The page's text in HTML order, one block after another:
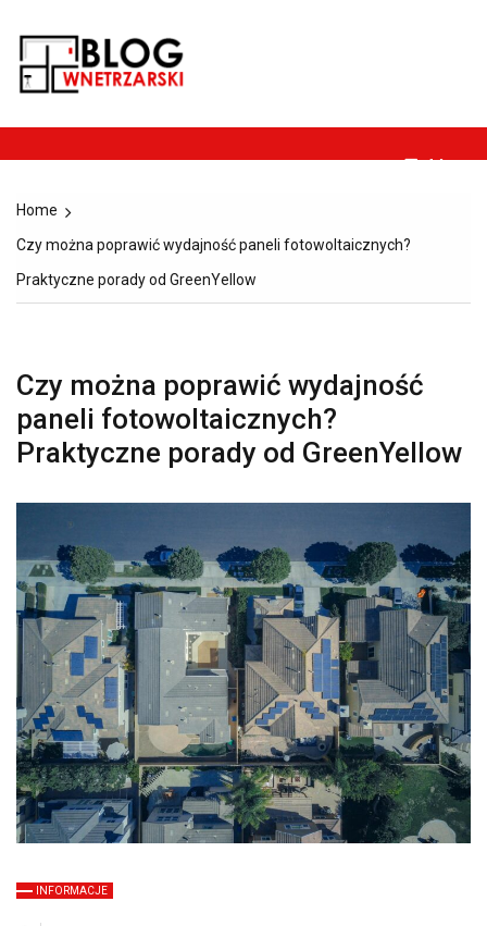
content
architektura.
Menu
Home
Czy można poprawić wydajność paneli fotowoltaicznych?
Praktyczne porady od GreenYellow
Czy można poprawić wydajność
paneli fotowoltaicznych?
Praktyczne porady od GreenYellow
INFORMACJE